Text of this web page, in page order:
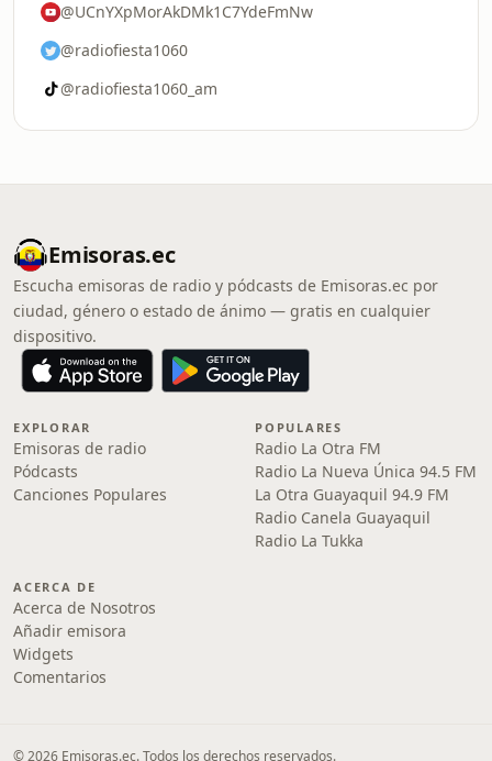
@UCnYXpMorAkDMk1C7YdeFmNw
@radiofiesta1060
@radiofiesta1060_am
Emisoras.ec
Escucha emisoras de radio y pódcasts de Emisoras.ec por
ciudad, género o estado de ánimo — gratis en cualquier
dispositivo.
EXPLORAR
Emisoras de radio
Pódcasts
Canciones Populares
POPULARES
Radio La Otra FM
Radio La Nueva Única 94.5 FM
La Otra Guayaquil 94.9 FM
Radio Canela Guayaquil
Radio La Tukka
ACERCA DE
Acerca de Nosotros
Añadir emisora
Widgets
Comentarios
© 2026 Emisoras.ec. Todos los derechos reservados.